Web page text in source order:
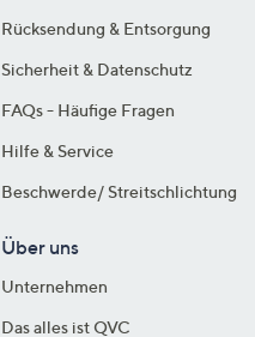
Rücksendung & Entsorgung
Sicherheit & Datenschutz
FAQs - Häufige Fragen
Hilfe & Service
Beschwerde/ Streitschlichtung
Über uns
Unternehmen
Das alles ist QVC